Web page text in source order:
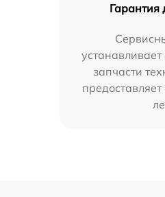
Гарантия
запчасти